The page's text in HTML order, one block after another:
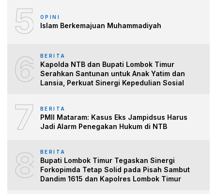
5 OPINI
Islam Berkemajuan Muhammadiyah
6 BERITA
Kapolda NTB dan Bupati Lombok Timur
Serahkan Santunan untuk Anak Yatim dan
Lansia, Perkuat Sinergi Kepedulian Sosial
7 BERITA
PMII Mataram: Kasus Eks Jampidsus Harus
Jadi Alarm Penegakan Hukum di NTB
8 BERITA
Bupati Lombok Timur Tegaskan Sinergi
Forkopimda Tetap Solid pada Pisah Sambut
Dandim 1615 dan Kapolres Lombok Timur